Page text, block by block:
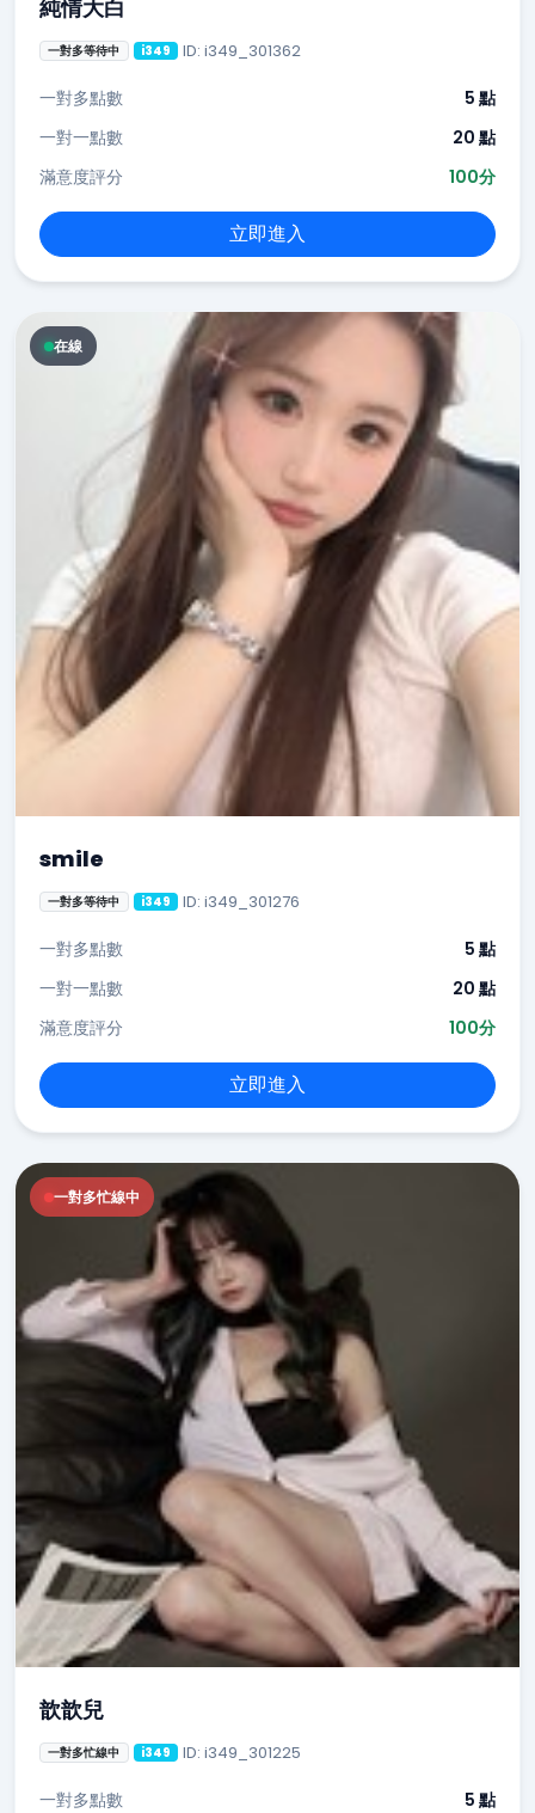
純情大白
一對多等待中 i349 ID: i349_301362
一對多點數
5 點
一對一點數
20 點
滿意度評分
100分
立即進入
在線
smile
一對多等待中 i349 ID: i349_301276
一對多點數
5 點
一對一點數
20 點
滿意度評分
100分
立即進入
一對多忙線中
歆歆兒
一對多忙線中 i349 ID: i349_301225
一對多點數
5 點